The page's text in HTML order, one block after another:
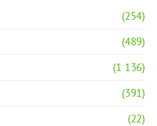
(254)
(489)
(1 136)
(391)
(22)